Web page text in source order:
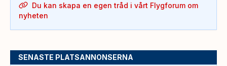
Du kan skapa en egen tråd i vårt Flygforum om
nyheten
SENASTE PLATSANNONSERNA